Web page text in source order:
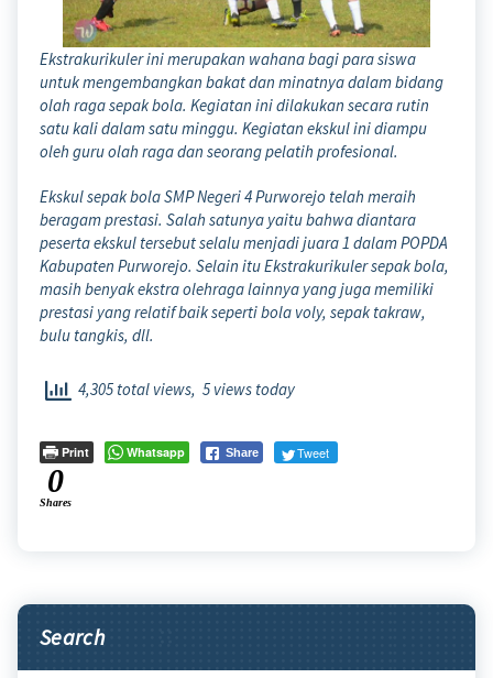
Ekstrakurikuler ini merupakan wahana bagi para siswa
untuk mengembangkan bakat dan minatnya dalam bidang
olah raga sepak bola. Kegiatan ini dilakukan secara rutin
satu kali dalam satu minggu. Kegiatan ekskul ini diampu
oleh guru olah raga dan seorang pelatih profesional.
Ekskul sepak bola SMP Negeri 4 Purworejo telah meraih
beragam prestasi. Salah satunya yaitu bahwa diantara
peserta ekskul tersebut selalu menjadi juara 1 dalam POPDA
Kabupaten Purworejo. Selain itu Ekstrakurikuler sepak bola,
masih benyak ekstra olehraga lainnya yang juga memiliki
prestasi yang relatif baik seperti bola voly, sepak takraw,
bulu tangkis, dll.
4,305 total views, 5 views today
Print Whatsapp Share Tweet
0
Shares
Search